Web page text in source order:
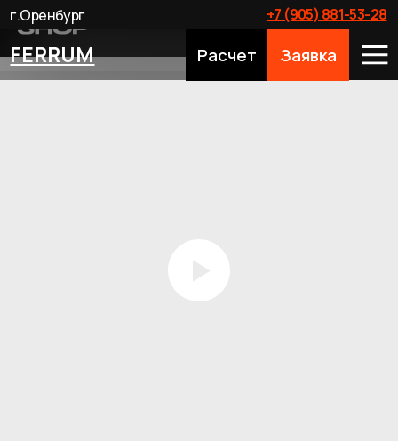
FERRUM Расчет Заявка
+7 (905) 881-53-28
г.Оренбург